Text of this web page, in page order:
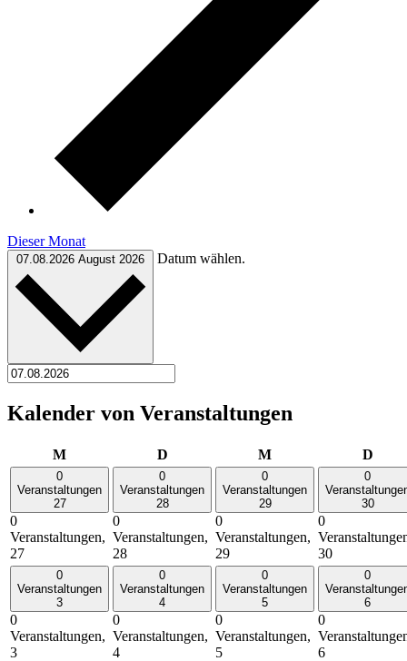
Dieser Monat
07.08.2026 August 2026 Datum wählen.
Kalender von Veranstaltungen
MMontag DDienstag MMittwoch D
0
Veranstaltungen
27
0
Veranstaltungen,
27
0
Veranstaltungen
28
0
Veranstaltungen,
28
0
Veranstaltungen
29
0
Veranstaltungen,
29
0
30
0
30
0
Veranstaltungen
3
0
Veranstaltungen,
3
0
Veranstaltungen
4
0
Veranstaltungen,
4
0
Veranstaltungen
5
0
Veranstaltungen,
5
0
6
0
6